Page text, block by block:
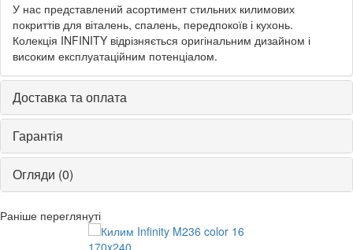
У нас представлений асортимент стильних килимових
покриттів для віталень, спалень, передпокоїв і кухонь.
Колекція INFINITY відрізняється оригінальним дизайном і
високим експлуатаційним потенціалом.
Доставка та оплата
Гарантія
Огляди (0)
Раніше переглянуті